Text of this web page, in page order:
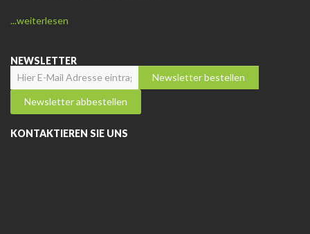
...weiterlesen
NEWSLETTER
KONTAKTIEREN SIE UNS